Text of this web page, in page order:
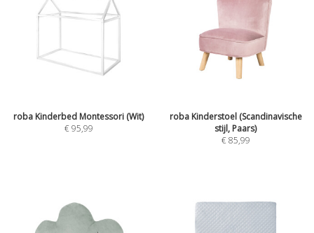
roba Kinderbed Montessori (Wit)
€95,99
roba Kinderstoel (Scandinavische
stijl, Paars)
€85,99